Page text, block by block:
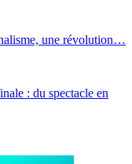
une révolution…
: du spectacle en